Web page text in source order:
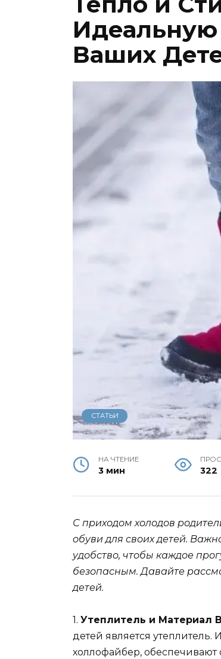
Ваших
СТАТЬИ
НА ЧТЕНИЕ
3 мин 322
С приходом холодов
обуви для своих детей.
удобство, чтобы каждое
безопасным. Давайте
детей.
1. Утеплитель и Материал
детей является утеплитель.
холлофайбер,